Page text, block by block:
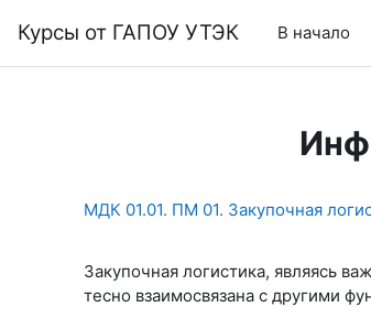
Курсы от ГАПОУ УТЭК В начало
МДК 01.01. ПМ 01. Закупочная
Закупочная логистика, являясь
тесно взаимосвязана с другими